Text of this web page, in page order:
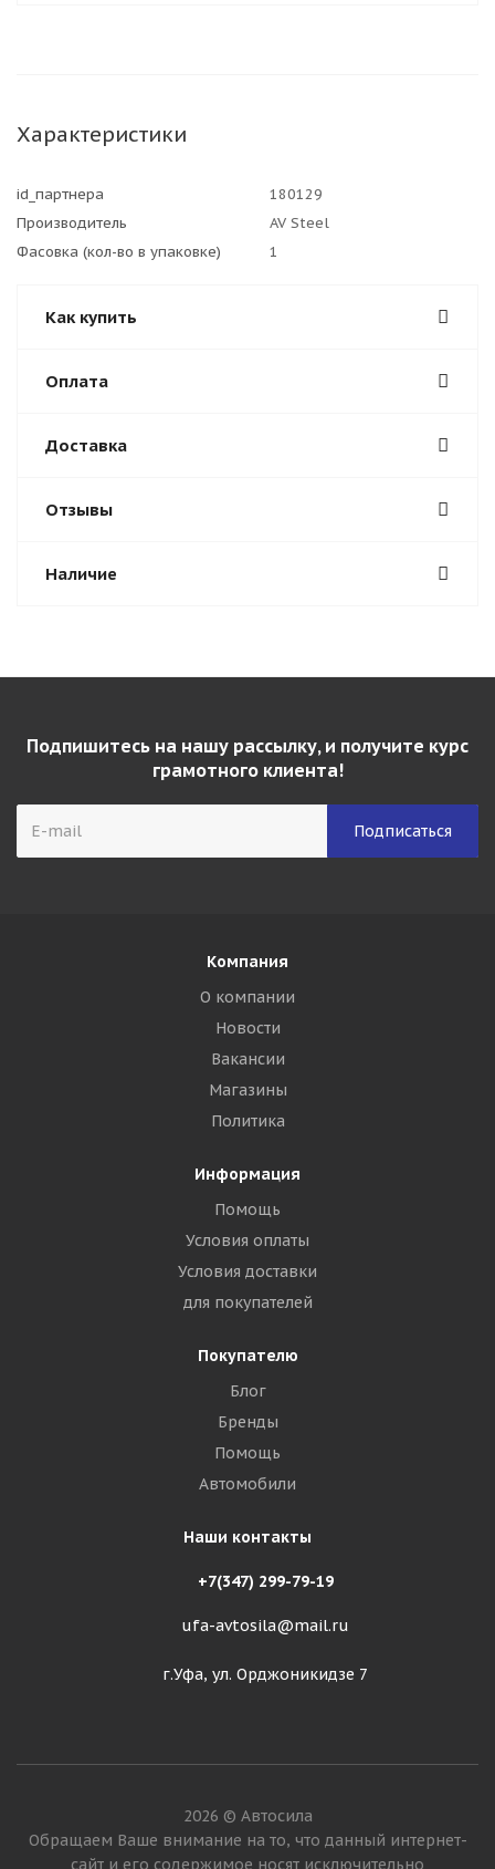
Характеристики
id_партнера
180129
Производитель
AV Steel
Фасовка (кол-во в упаковке)
1
Как купить
Оплата
Доставка
Отзывы
Наличие
Подпишитесь на нашу рассылку, и получите курс
грамотного клиента!
Компания
О компании
Новости
Вакансии
Магазины
Политика
Информация
Помощь
Условия оплаты
Условия доставки
для покупателей
Покупателю
Блог
Бренды
Помощь
Автомобили
Наши контакты
+7(347) 299-79-19
ufa-avtosila@mail.ru
г.Уфа, ул. Орджоникидзе 7
2026 © Автосила
Обращаем Ваше внимание на то, что данный интернет-
сайт и его содержимое носят исключительно